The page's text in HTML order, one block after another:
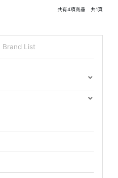
Brand List
共有4項商品 共1頁